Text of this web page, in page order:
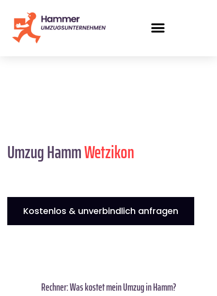
Umzug HammWetzikon
Kostenlos & unverbindlich anfragen
Rechner: Was kostet mein Umzug in Hamm?